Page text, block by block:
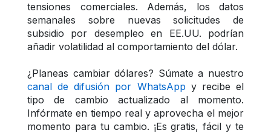
tensiones comerciales. Además, los datos
semanales sobre nuevas solicitudes de
subsidio por desempleo en EE.UU. podrían
añadir volatilidad al comportamiento del dólar.
canal de difusión por WhatsApp y recibe el
tipo de cambio actualizado al momento.
Infórmate en tiempo real y aprovecha el mejor
momento para tu cambio. ¡Es gratis, fácil y te